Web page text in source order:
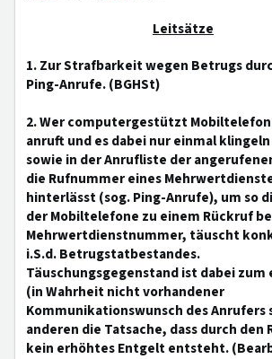
Leitsätze
1. Zur Strafbarkeit wegen Betrugs
Ping-Anrufe. (BGHSt)
2. Wer computergestützt
anruft und es dabei nur einmal
sowie in der Anrufliste der
die Rufnummer eines
hinterlässt (sog. Ping-Anrufe), um so
der Mobiltelefone zu einem Rückruf
Mehrwertdienstnummer, täuscht
i.S.d. Betrugstatbestandes.
Täuschungsgegenstand ist dabei zum
(in Wahrheit nicht vorhandener
Kommunikationswunsch des Anrufers
anderen die Tatsache, dass durch den
kein erhöhtes Entgelt entsteht.